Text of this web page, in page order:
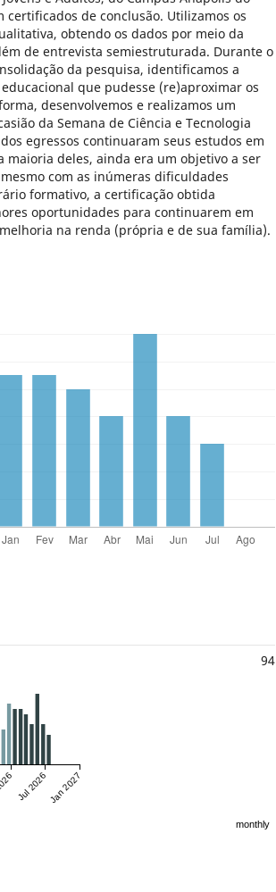
certificados de conclusão. Utilizamos os
obtendo os dados por meio da
de entrevista semiestruturada. Durante o
da pesquisa, identificamos a
que pudesse (re)aproximar os
desenvolvemos e realizamos um
da Semana de Ciência e Tecnologia
egressos continuaram seus estudos em
maioria deles, ainda era um objetivo a ser
com as inúmeras dificuldades
formativo, a certificação obtida
oportunidades para continuarem em
na renda (própria e de sua família).
94
Jul 2026Jan 2027
monthly